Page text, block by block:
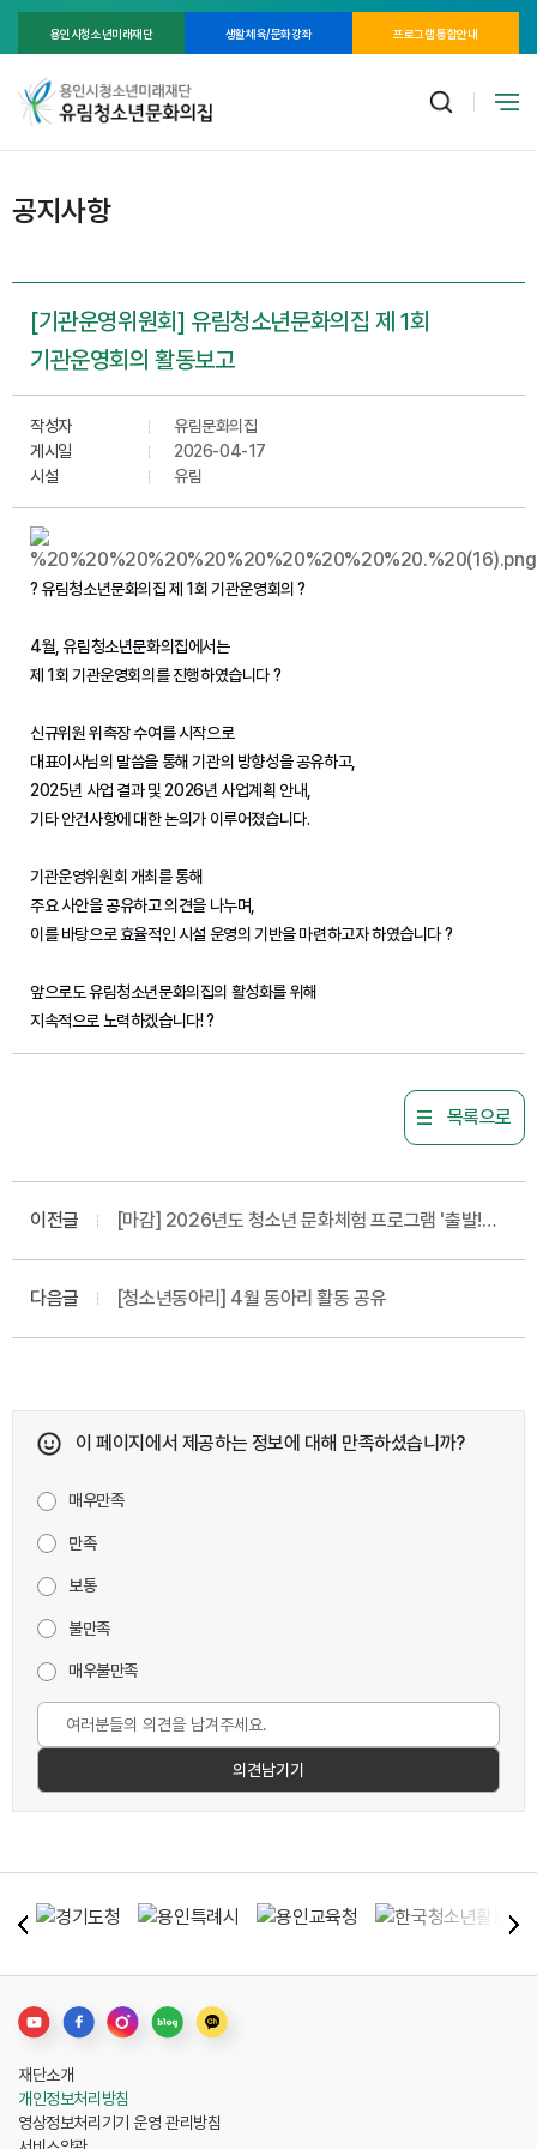
용인시청소년미래재단 생활체육/문화강좌 프로그램 통합안내
공지사항
[기관운영위원회] 유림청소년문화의집 제 1회
기관운영회의 활동보고
작성자
유림문화의집
게시일
2026-04-17
시설
유림
? 유림청소년문화의집 제 1회 기관운영회의 ?
4월, 유림청소년문화의집에서는
제 1회 기관운영회의를 진행하였습니다 ?
신규위원 위촉장 수여를 시작으로
대표이사님의 말씀을 통해 기관의 방향성을 공유하고,
2025년 사업 결과 및 2026년 사업계획 안내,
기타 안건사항에 대한 논의가 이루어졌습니다.
기관운영위원회 개최를 통해
주요 사안을 공유하고 의견을 나누며,
이를 바탕으로 효율적인 시설 운영의 기반을 마련하고자 하였습니다 ?
앞으로도 유림청소년문화의집의 활성화를 위해
지속적으로 노력하겠습니다! ?
목록으로
이전글
[마감] 2026년도 청소년 문화체험 프로그램 '출발!
다음글 [청소년동아리] 4월 동아리 활동 공유
이 페이지에서 제공하는 정보에 대해 만족하셨습니까?
매우만족
만족
보통
불만족
매우불만족
재단소개
개인정보처리방침
영상정보처리기기 운영 관리방침